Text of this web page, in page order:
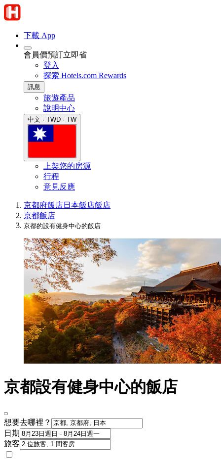
下載 App
會員價預訂立即省
登入
探索 Hotels.com Rewards
訊息
旅遊產品
說明中心
中文 · TWD · TW
上架您的房源
行程
意見反應
京都府飯店日本飯店飯店
京都飯店
京都的設有健身中心的飯店
京都設有健身中心的飯店
想要去哪裡？
日期
旅客